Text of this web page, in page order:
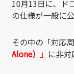
10月13日に、ド
の仕様が一般に公
その中の「対応
Alone） 」 に非対